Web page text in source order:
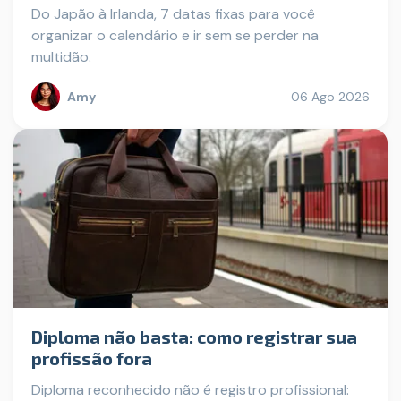
Do Japão à Irlanda, 7 datas fixas para você
organizar o calendário e ir sem se perder na
multidão.
Amy 06 Ago 2026
Diploma não basta: como registrar sua
profissão fora
Diploma reconhecido não é registro profissional: